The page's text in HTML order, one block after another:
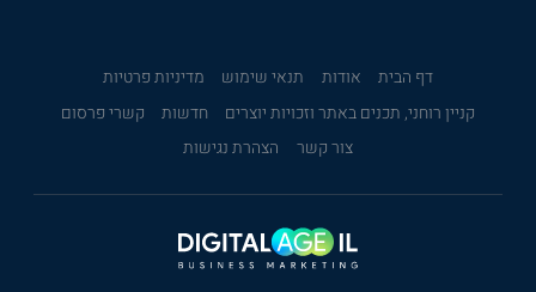
דף הבית אודות תנאי שימוש
מדיניות פרטיות
קניין רוחני, תכנים באתר וזכויות יוצרים
חדשות
קשרי פרסום
צור קשר
הצהרת נגישות